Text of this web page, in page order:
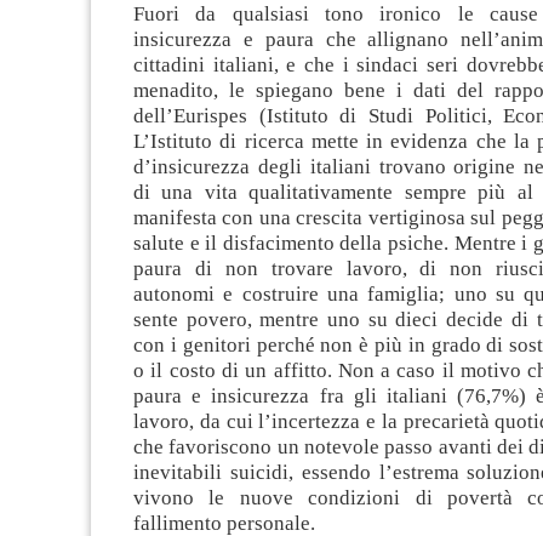
Fuori da qualsiasi tono ironico le
insicurezza e paura che allignano
cittadini italiani, e che i sindaci seri
menadito, le spiegano bene i dati del
dell’Eurispes (Istituto di Studi Politici,
L’Istituto di ricerca mette in evidenza che la
d’insicurezza degli italiani trovano origine
di una vita qualitativamente sempre più al
manifesta con una crescita vertiginosa sul
salute e il disfacimento della psiche. Mentre i
paura di non trovare lavoro, di non
autonomi e costruire una famiglia; uno su
sente povero, mentre uno su dieci decide di
con i genitori perché non è più in grado di
o il costo di un affitto. Non a caso il motivo
paura e insicurezza fra gli italiani (76,7%)
lavoro, da cui l’incertezza e la precarietà
che favoriscono un notevole passo avanti dei
inevitabili suicidi, essendo l’estrema
vivono le nuove condizioni di povertà
fallimento personale.